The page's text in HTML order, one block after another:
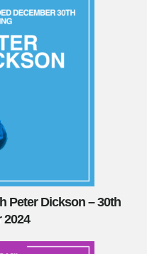
Peter Dickson – 30th
2024